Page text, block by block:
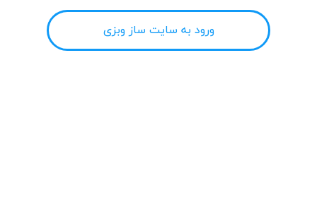
ورود به سایت ساز وبزی